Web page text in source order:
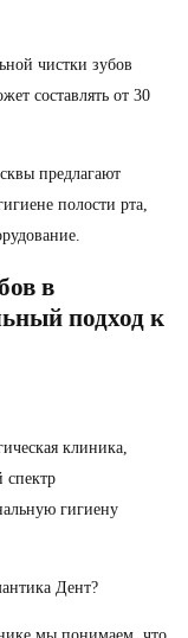
чистки зубов
составлять от 30
предлагают
полости рта,
в
подход к
клиника,
спектр
гигиену
Дент?